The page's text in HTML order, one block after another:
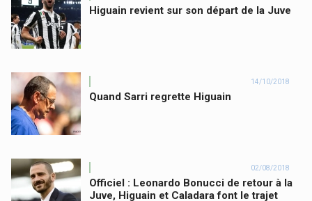
Higuain revient sur son départ de la Juve
14/10/2018
Quand Sarri regrette Higuain
02/08/2018
Officiel : Leonardo Bonucci de retour à la
Juve, Higuain et Caladara font le trajet